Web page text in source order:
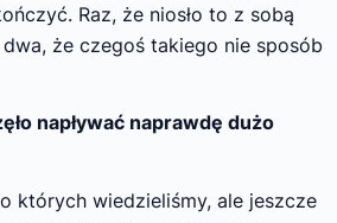
Raz, że niosło to z sobą
że czegoś takiego nie sposób
napływać naprawdę dużo
których wiedzieliśmy, ale jeszcze